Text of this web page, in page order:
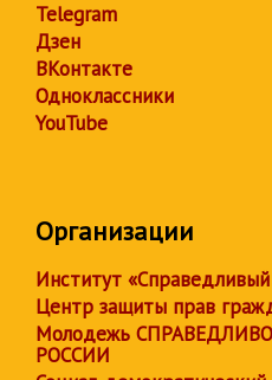
Telegram
Дзен
ВКонтакте
Одноклассники
YouTube
Организации
Институт
Центр защиты прав
Молодежь
РОССИИ